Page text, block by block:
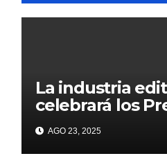
La industria
celebrará los
CANIEM 2025 el
noviembre
AGO 23, 2025